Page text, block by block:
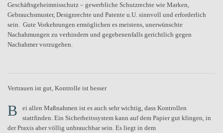
Geschäftsgeheimnisschutz – gewerbliche Schutzrechte wie Marken,
Gebrauchsmuster, Designrechte und Patente u.U. sinnvoll und erforderlich
sein.
Gute Vorkehrungen ermöglichen es meistens, unerwünschte
Nachahmungen zu verhindern und gegebenenfalls gerichtlich gegen
Nachahmer vorzugehen.
Vertrauen ist gut, Kontrolle ist besser
B
ei allen Maßnahmen ist es auch sehr wichtig, dass Kontrollen
stattfinden. Ein Sicherheitssystem kann auf dem Papier gut klingen, in
der Praxis aber völlig unbrauchbar sein. Es liegt in dem